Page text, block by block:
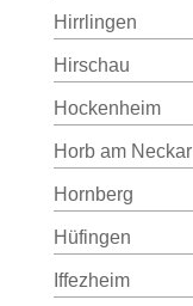
Hirrlingen
Hirschau
Hockenheim
Horb am Neckar
Hornberg
Hüfingen
Iffezheim